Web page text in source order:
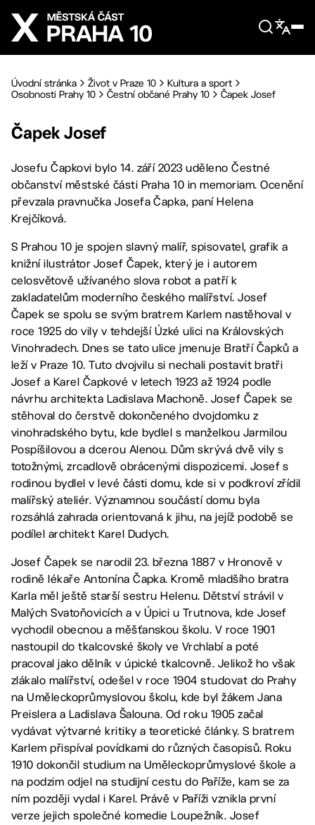
Přejít na hlavní obsah
Úvodní stránka Život v Praze 10
Kultura a sport
Osobnosti Prahy 10
Čestní občané Prahy 10 Čapek Josef
Čapek Josef
Josefu Čapkovi bylo 14. září 2023 uděleno Čestné
občanství městské části Praha 10 in memoriam. Ocenění
převzala pravnučka Josefa Čapka, paní Helena
Krejčíková.
S Prahou 10 je spojen slavný malíř, spisovatel, grafik a
knižní ilustrátor Josef Čapek, který je i autorem
celosvětově užívaného slova robot a patří k
zakladatelům moderního českého malířství. Josef
Čapek se spolu se svým bratrem Karlem nastěhoval v
roce 1925 do vily v tehdejší Úzké ulici na Královských
Vinohradech. Dnes se tato ulice jmenuje Bratří Čapků a
leží v Praze 10. Tuto dvojvilu si nechali postavit bratři
Josef a Karel Čapkové v letech 1923 až 1924 podle
návrhu architekta Ladislava Machoně. Josef Čapek se
stěhoval do čerstvě dokončeného dvojdomku z
vinohradského bytu, kde bydlel s manželkou Jarmilou
Pospíšilovou a dcerou Alenou. Dům skrývá dvě vily s
totožnými, zrcadlově obrácenými dispozicemi. Josef s
rodinou bydlel v levé části domu, kde si v podkroví zřídil
malířský ateliér. Významnou součástí domu byla
rozsáhlá zahrada orientovaná k jihu, na jejíž podobě se
podílel architekt Karel Dudych.
Josef Čapek se narodil 23. března 1887 v Hronově v
rodině lékaře Antonína Čapka. Kromě mladšího bratra
Karla měl ještě starší sestru Helenu. Dětství strávil v
Malých Svatoňovicích a v Úpici u Trutnova, kde Josef
vychodil obecnou a měšťanskou školu. V roce 1901
nastoupil do tkalcovské školy ve Vrchlabí a poté
pracoval jako dělník v úpické tkalcovně. Jelikož ho však
zlákalo malířství, odešel v roce 1904 studovat do Prahy
na Uměleckoprůmyslovou školu, kde byl žákem Jana
Preislera a Ladislava Šalouna. Od roku 1905 začal
vydávat výtvarné kritiky a teoretické články. S bratrem
Karlem přispíval povídkami do různých časopisů. Roku
1910 dokončil studium na Uměleckoprůmyslové škole a
na podzim odjel na studijní cestu do Paříže, kam se za
ním později vydal i Karel. Právě v Paříži vznikla první
verze jejich společné komedie Loupežník. Josef